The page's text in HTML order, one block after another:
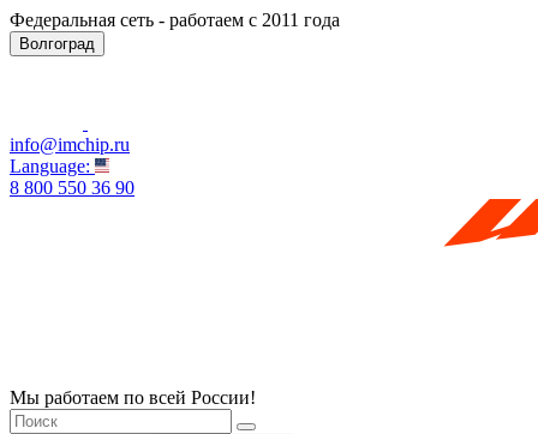
Федеральная сеть - работаем с 2011 года
Волгоград
info@imchip.ru
Language:
8 800 550 36 90
Мы работаем по всей России!